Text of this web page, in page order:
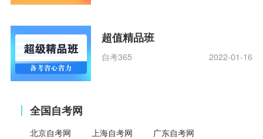
超值精品班
自考365 2022-01-16
全国自考网
北京自考网 上海自考网 广东自考网